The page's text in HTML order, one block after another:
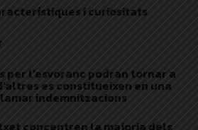
i curiositats
per l’esvoranc podran tornar a
es constitueixen en una
indemnitzacions
concentren la majoria dels